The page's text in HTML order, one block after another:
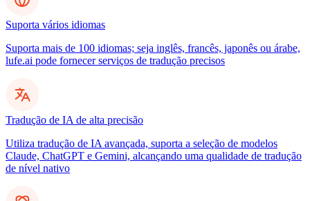
Suporta vários idiomas
Suporta mais de 100 idiomas; seja inglês, francês, japonês ou árabe,
lufe.ai pode fornecer serviços de tradução precisos
Tradução de IA de alta precisão
Utiliza tradução de IA avançada, suporta a seleção de modelos
Claude, ChatGPT e Gemini, alcançando uma qualidade de tradução
de nível nativo